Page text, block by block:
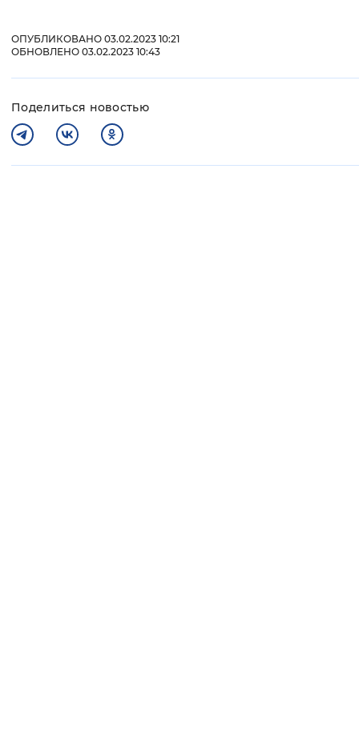
ОПУБЛИКОВАНО 03.02.2023 10:21
ОБНОВЛЕНО 03.02.2023 10:43
Поделиться новостью